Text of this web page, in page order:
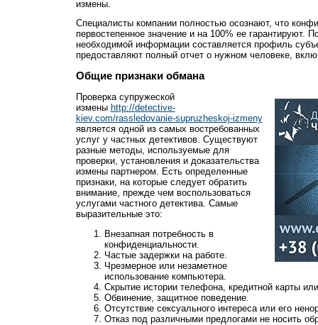
измены.
Специалисты компании полностью осознают, что
первостепенное значение и на 100% ее гарантируют.
необходимой информации составляется профиль
предоставляют полный отчет о нужном человеке,
Общие признаки обмана
Проверка супружеской
измены http://detective-
kiev.com/rassledovanie-supruzheskoj-izmeny
является одной из самых востребованных
услуг у частных детективов. Существуют
разные методы, используемые для
проверки, установления и доказательства
измены партнером. Есть определенные
признаки, на которые следует обратить
внимание, прежде чем воспользоваться
услугами частного детектива. Самые
выразительные это:
Внезапная потребность в
конфиденциальности.
Частые задержки на работе.
Чрезмерное или незаметное
использование компьютера.
Скрытие истории телефона, кредитной карты
Обвинение, защитное поведение.
Отсутствие сексуального интереса или его
Отказ под различными предлогами не носить